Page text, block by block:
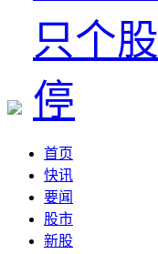
首页
快讯
要闻
股市
新股